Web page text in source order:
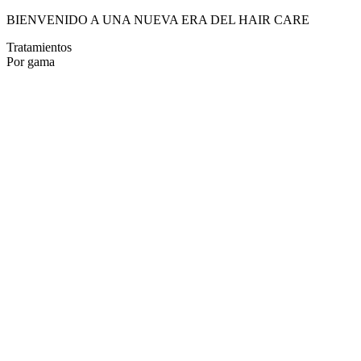
BIENVENIDO A UNA NUEVA ERA DEL HAIR CARE
Tratamientos
Por gama